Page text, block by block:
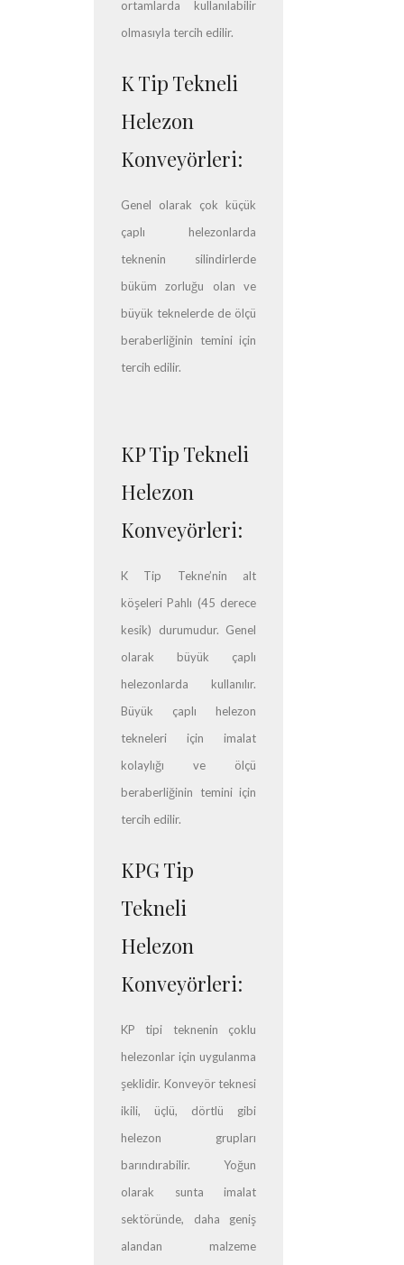
ortamlarda kullanılabilir
olmasıyla tercih edilir.
K Tip Tekneli
Helezon
Konveyörleri:
Genel olarak çok küçük
çaplı helezonlarda
teknenin silindirlerde
büküm zorluğu olan ve
büyük teknelerde de ölçü
beraberliğinin temini için
tercih edilir.
KP Tip Tekneli
Helezon
Konveyörleri:
K Tip Tekne’nin alt
köşeleri Pahlı (45 derece
kesik) durumudur. Genel
olarak büyük çaplı
helezonlarda kullanılır.
Büyük çaplı helezon
tekneleri için imalat
kolaylığı ve ölçü
beraberliğinin temini için
tercih edilir.
KPG Tip
Tekneli
Helezon
Konveyörleri:
KP tipi teknenin çoklu
helezonlar için uygulanma
şeklidir. Konveyör teknesi
ikili, üçlü, dörtlü gibi
helezon grupları
barındırabilir. Yoğun
olarak sunta imalat
sektöründe, daha geniş
alandan malzeme